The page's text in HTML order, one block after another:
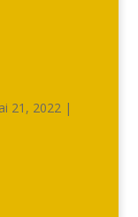
21, 2022|